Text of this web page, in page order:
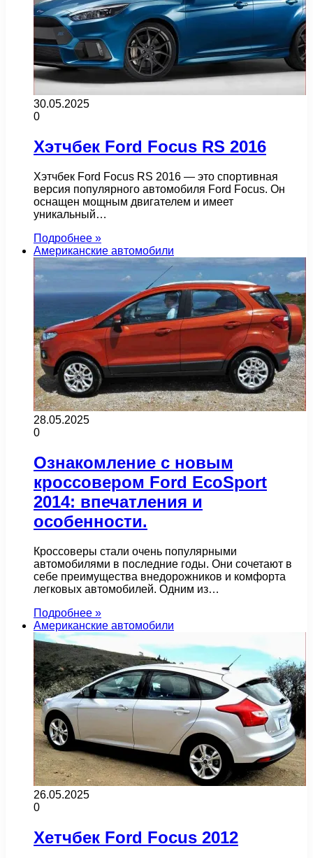
30.05.2025
0
Хэтчбек Ford Focus RS 2016
Хэтчбек Ford Focus RS 2016 — это спортивная
версия популярного автомобиля Ford Focus. Он
оснащен мощным двигателем и имеет
уникальный…
Подробнее »
Американские автомобили
28.05.2025
0
Ознакомление с новым
кроссовером Ford EcoSport
2014: впечатления и
особенности.
Кроссоверы стали очень популярными
автомобилями в последние годы. Они сочетают в
себе преимущества внедорожников и комфорта
легковых автомобилей. Одним из…
Подробнее »
Американские автомобили
26.05.2025
0
Хетчбек Ford Focus 2012